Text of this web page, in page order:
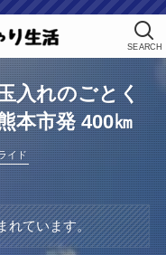
SEARCH
入れのごとく
本市発 400㎞
イド
れています。